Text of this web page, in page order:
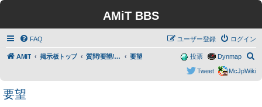
AMiT BBS
FAQ ログイン
ユーザー登録
AMiT 掲示板トップ 質問/要望/報告 要望
索
Dynmap
投票
McJpWiki
Tweet
要望